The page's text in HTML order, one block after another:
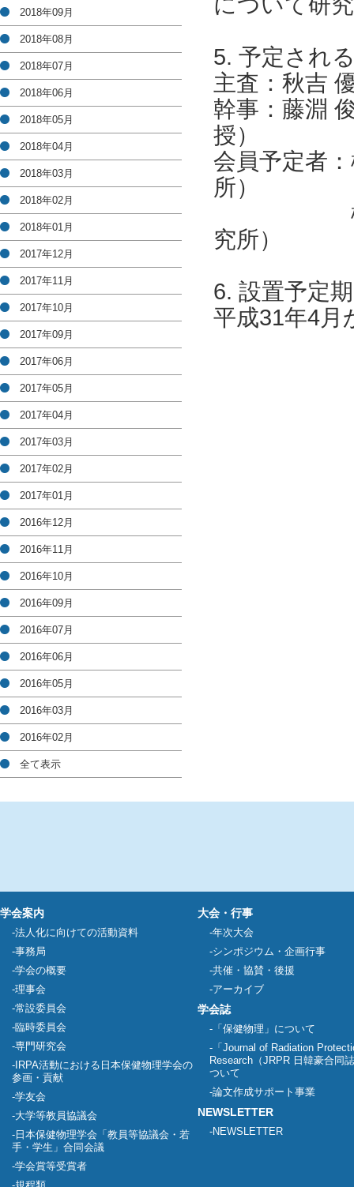
5. 予定され
主査：秋吉
幹事：藤淵
授）
会員予定者
所）
橋本 周
究所）
6. 設置予定
平成31年4月
2018年09月
2018年08月
2018年07月
2018年06月
2018年05月
2018年04月
2018年03月
2018年02月
2018年01月
2017年12月
2017年11月
2017年10月
2017年09月
2017年06月
2017年05月
2017年04月
2017年03月
2017年02月
2017年01月
2016年12月
2016年11月
2016年10月
2016年09月
2016年07月
2016年06月
2016年05月
2016年03月
2016年02月
全て表示
学会案内
法人化に向けての活動資料
事務局
学会の概要
理事会
常設委員会
臨時委員会
専門研究会
IRPA活動における日本保健物理学会の
参画・貢献
学友会
大学等教員協議会
日本保健物理学会「教員等協議会・若
手・学生」合同会議
学会賞等受賞者
大会・行事
年次大会
シンポジウム・企画行事
共催・協賛・後援
アーカイブ
学会誌
「保健物理」について
「Journal of Radiation
Research（JRPR 日韓豪合同
ついて
論文作成サポート事業
NEWSLETTER
NEWSLETTER